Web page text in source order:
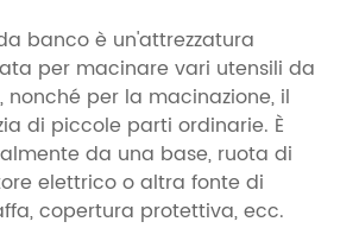
banco è un'attrezzatura
per macinare vari utensili da
per la macinazione, il
di piccole parti ordinarie. È
da una base, ruota di
elettrico o altra fonte di
copertura protettiva, ecc.